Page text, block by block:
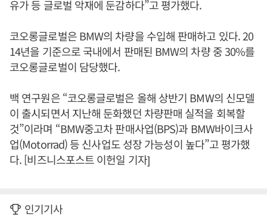
유가 등 글로벌 악재에 둔감하다”고 평가했다.
코오롱글로벌은 BMW의 차량을 수입해 판매하고 있다. 20
14년을 기준으로 국내에서 판매된 BMW의 차량 중 30%를
코오롱글로벌이 담당했다.
백 연구원은 “코오롱글로벌은 올해 상반기 BMW의 신모델
이 출시되면서 지난해 둔화했던 차량판매 실적을 회복할
것”이라며 “BMW중고차 판매사업(BPS)과 BMW바이크사
업(Motorrad) 등 신사업도 성장 가능성이 높다”고 평가했
다. [비즈니스포스트 이헌일 기자]
인기기사